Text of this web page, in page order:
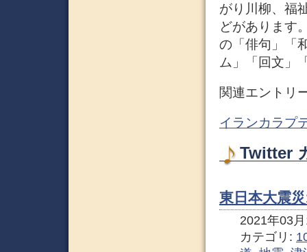
がり川柳、福
どがあります
の「俳句」「
ム」「回文」
関連エントリ
イランカラプ
Twitter
東日本大震
2021年03
カテゴリ: